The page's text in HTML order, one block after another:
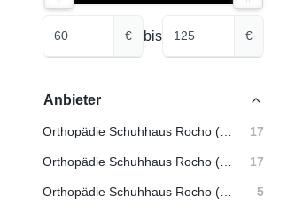
€ bis €
Anbieter
17
17
5